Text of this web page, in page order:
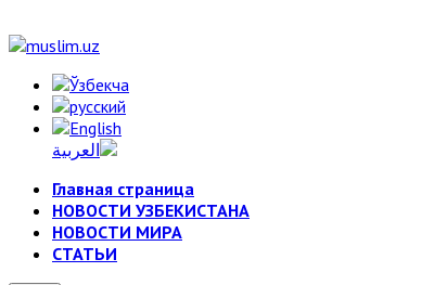
Главная страница
НОВОСТИ УЗБЕКИСТАНА
НОВОСТИ МИРА
СТАТЬИ